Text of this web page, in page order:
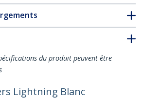
du produit peuvent être
Lightning Blanc